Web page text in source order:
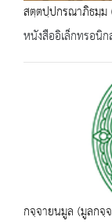
สตฺตปฺปกรณาภิธมฺ
หนังสืออิเล็กทรอนิ
กจฺจายนมูล (มูลก